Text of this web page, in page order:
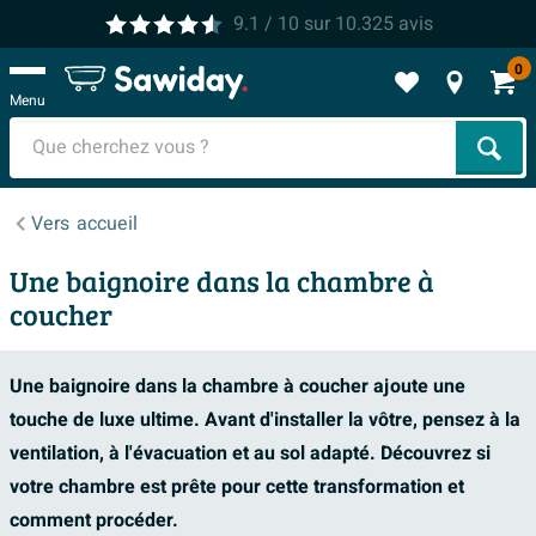
9.1 / 10 sur 10.325avis
Menu
0
Vers accueil
Une baignoire dans la chambre à
coucher
Une baignoire dans la chambre à coucher ajoute une
touche de luxe ultime. Avant d'installer la vôtre, pensez à la
ventilation, à l'évacuation et au sol adapté. Découvrez si
votre chambre est prête pour cette transformation et
comment procéder.